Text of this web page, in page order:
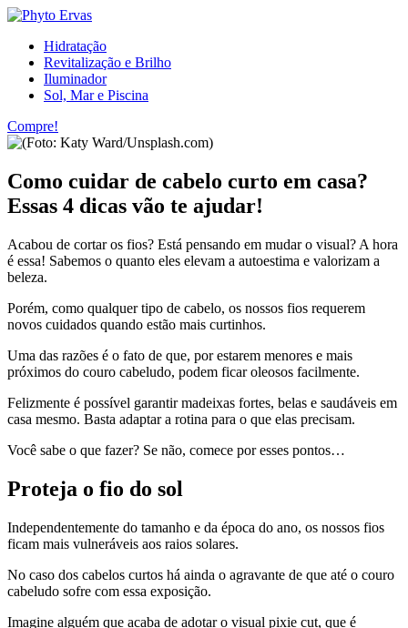
Hidratação
Revitalização e Brilho
Iluminador
Sol, Mar e Piscina
Compre!
Como cuidar de cabelo curto em casa?
Essas 4 dicas vão te ajudar!
Acabou de cortar os fios? Está pensando em mudar o visual? A hora
é essa! Sabemos o quanto eles elevam a autoestima e valorizam a
beleza.
Porém, como qualquer tipo de cabelo, os nossos fios requerem
novos cuidados quando estão mais curtinhos.
Uma das razões é o fato de que, por estarem menores e mais
próximos do couro cabeludo, podem ficar oleosos facilmente.
Felizmente é possível garantir madeixas fortes, belas e saudáveis em
casa mesmo. Basta adaptar a rotina para o que elas precisam.
Você sabe o que fazer? Se não, comece por esses pontos…
Proteja o fio do sol
Independentemente do tamanho e da época do ano, os nossos fios
ficam mais vulneráveis aos raios solares.
No caso dos cabelos curtos há ainda o agravante de que até o couro
cabeludo sofre com essa exposição.
Imagine alguém que acaba de adotar o visual pixie cut, que é